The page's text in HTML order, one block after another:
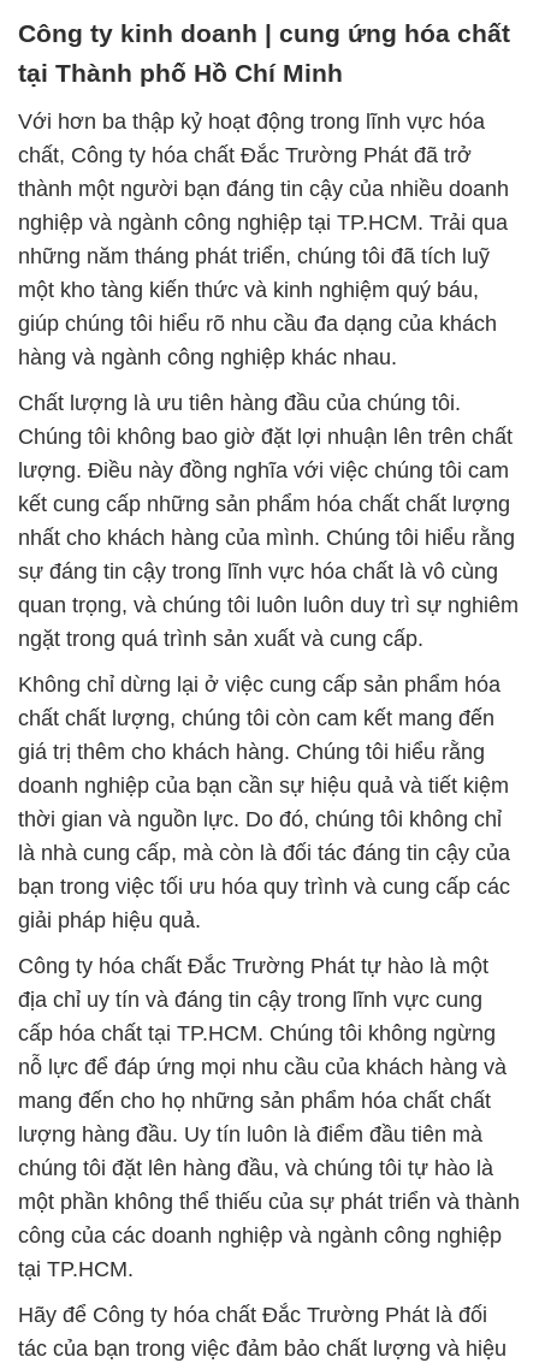
Công ty kinh doanh | cung ứng hóa chất
tại Thành phố Hồ Chí Minh
Với hơn ba thập kỷ hoạt động trong lĩnh vực hóa
chất, Công ty hóa chất Đắc Trường Phát đã trở
thành một người bạn đáng tin cậy của nhiều doanh
nghiệp và ngành công nghiệp tại TP.HCM. Trải qua
những năm tháng phát triển, chúng tôi đã tích luỹ
một kho tàng kiến thức và kinh nghiệm quý báu,
giúp chúng tôi hiểu rõ nhu cầu đa dạng của khách
hàng và ngành công nghiệp khác nhau.
Chất lượng là ưu tiên hàng đầu của chúng tôi.
Chúng tôi không bao giờ đặt lợi nhuận lên trên chất
lượng. Điều này đồng nghĩa với việc chúng tôi cam
kết cung cấp những sản phẩm hóa chất chất lượng
nhất cho khách hàng của mình. Chúng tôi hiểu rằng
sự đáng tin cậy trong lĩnh vực hóa chất là vô cùng
quan trọng, và chúng tôi luôn luôn duy trì sự nghiêm
ngặt trong quá trình sản xuất và cung cấp.
Không chỉ dừng lại ở việc cung cấp sản phẩm hóa
chất chất lượng, chúng tôi còn cam kết mang đến
giá trị thêm cho khách hàng. Chúng tôi hiểu rằng
doanh nghiệp của bạn cần sự hiệu quả và tiết kiệm
thời gian và nguồn lực. Do đó, chúng tôi không chỉ
là nhà cung cấp, mà còn là đối tác đáng tin cậy của
bạn trong việc tối ưu hóa quy trình và cung cấp các
giải pháp hiệu quả.
Công ty hóa chất Đắc Trường Phát tự hào là một
địa chỉ uy tín và đáng tin cậy trong lĩnh vực cung
cấp hóa chất tại TP.HCM. Chúng tôi không ngừng
nỗ lực để đáp ứng mọi nhu cầu của khách hàng và
mang đến cho họ những sản phẩm hóa chất chất
lượng hàng đầu. Uy tín luôn là điểm đầu tiên mà
chúng tôi đặt lên hàng đầu, và chúng tôi tự hào là
một phần không thể thiếu của sự phát triển và thành
công của các doanh nghiệp và ngành công nghiệp
tại TP.HCM.
Hãy để Công ty hóa chất Đắc Trường Phát là đối
tác của bạn trong việc đảm bảo chất lượng và hiệu